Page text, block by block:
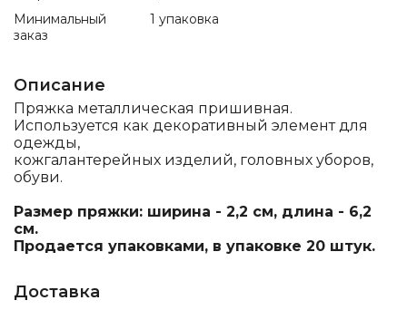
Минимальный
заказ
1 упаковка
Описание
Пряжка металлическая пришивная.
Используется как декоративный элемент для
одежды,
кожгалантерейных изделий, головных уборов,
обуви.
Размер пряжки: ширина - 2,2 см, длина - 6,2
см.
Продается упаковками, в упаковке 20 штук.
Доставка